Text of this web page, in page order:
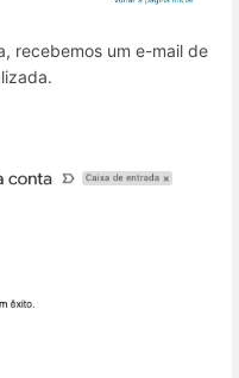
recebemos um e-mail de